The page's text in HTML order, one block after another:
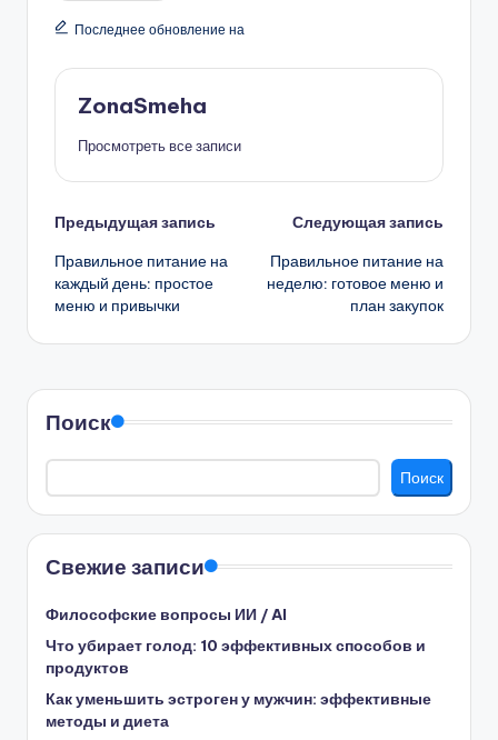
Последнее обновление на
ZonaSmeha
Просмотреть все записи
Навигация
записи
Предыдущая запись
Правильное питание на
каждый день: простое
меню и привычки
Следующая запись
Правильное питание на
неделю: готовое меню и
план закупок
Поиск
Поиск
Свежие записи
Философские вопросы ИИ / AI
Что убирает голод: 10 эффективных способов и
продуктов
Как уменьшить эстроген у мужчин: эффективные
методы и диета